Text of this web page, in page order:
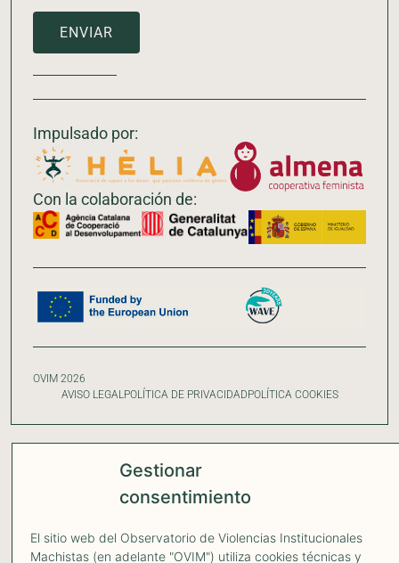
Gestionar
consentimiento
El sitio web del Observatorio de Violencias Institucionales
Machistas (en adelante "OVIM") utiliza cookies técnicas y
ENVIAR
Impulsado por:
Con la colaboración de:
OVIM 2026
AVISO LEGAL POLÍTICA DE PRIVACIDADPOLÍTICA COOKIES